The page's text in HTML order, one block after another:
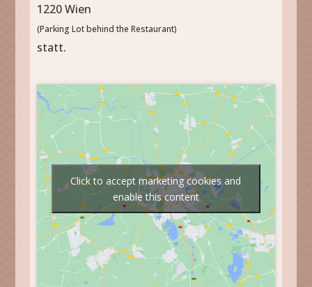
1220 Wien
(Parking Lot behind the Restaurant)
statt.
Click to accept marketing cookies and
enable this content